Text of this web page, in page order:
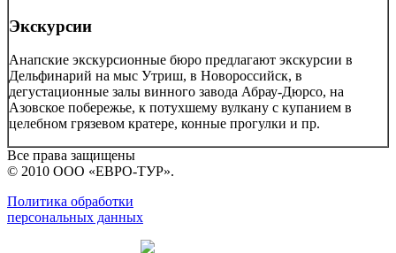
Экскурсии
Анапские экскурсионные бюро предлагают экскурсии в
Дельфинарий на мыс Утриш, в Новороссийск, в
дегустационные залы винного завода Абрау-Дюрсо, на
Азовское побережье, к потухшему вулкану с купанием в
целебном грязевом кратере, конные прогулки и пр.
Все права защищены
© 2010 ООО «ЕВРО-ТУР».
Политика обработки
персональных данных